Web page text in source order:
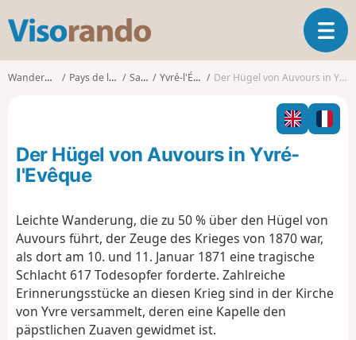
s
o
o
T
o
l
n
a
n
Wanderungen Pays de la Loire Sarthe Yvré-l'Évêque Der Hügel von Auvours in Yvré-l'Evêque
Der Hügel von Auvours in Yvré-
l'Evêque
Leichte Wanderung, die zu 50 % über den Hügel von
Auvours führt, der Zeuge des Krieges von 1870 war,
als dort am 10. und 11. Januar 1871 eine tragische
Schlacht 617 Todesopfer forderte. Zahlreiche
Erinnerungsstücke an diesen Krieg sind in der Kirche
von Yvre versammelt, deren eine Kapelle den
päpstlichen Zuaven gewidmet ist.